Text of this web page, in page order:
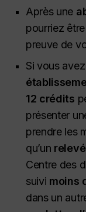
Après une
pourriez
preuve de
Si vous avez
12 crédits
présenter
prendre les
qu’un
Centre des
suivi moins
dans un